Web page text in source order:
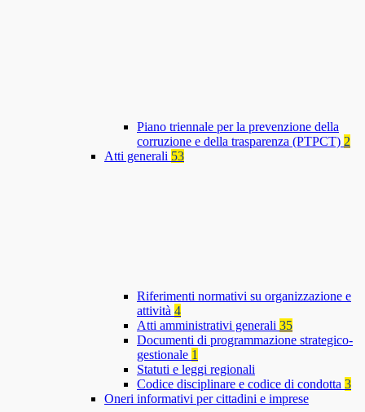
Piano triennale per la prevenzione della
corruzione e della trasparenza (PTPCT) 2
Atti generali 53
Riferimenti normativi su organizzazione e
attività 4
Atti amministrativi generali 35
Documenti di programmazione strategico-
gestionale 1
Statuti e leggi regionali
Codice disciplinare e codice di condotta 3
Oneri informativi per cittadini e imprese